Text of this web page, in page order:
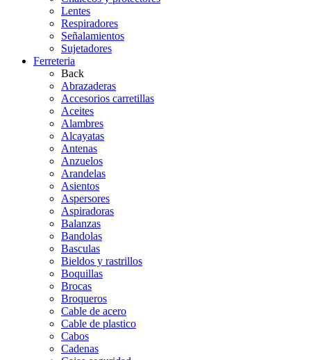
Lentes
Respiradores
Señalamientos
Sujetadores
Ferreteria
Back
Abrazaderas
Accesorios carretillas
Aceites
Alambres
Alcayatas
Antenas
Anzuelos
Arandelas
Asientos
Aspersores
Aspiradoras
Balanzas
Bandolas
Basculas
Bieldos y rastrillos
Boquillas
Brocas
Broqueros
Cable de acero
Cable de plastico
Cabos
Cadenas